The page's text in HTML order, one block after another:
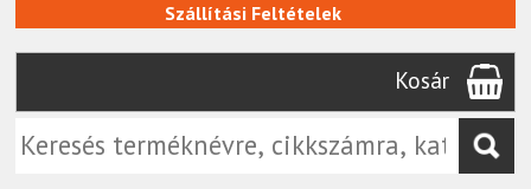
Szállítási Feltételek
Kosár